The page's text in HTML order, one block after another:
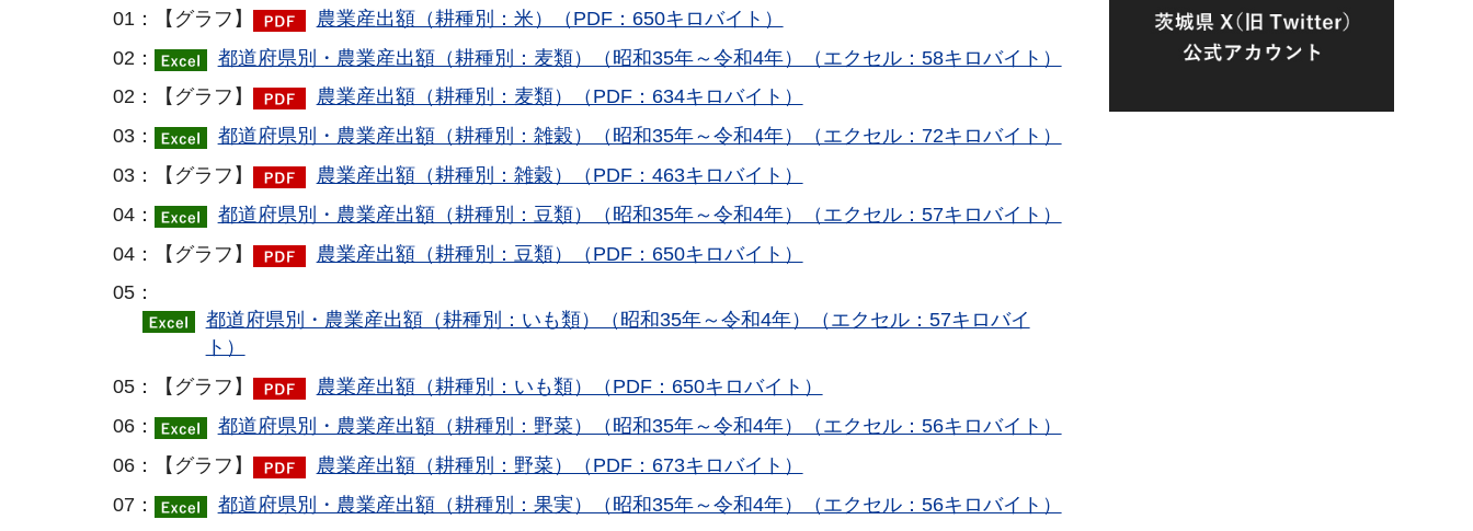
01：【グラフ】
農業産出額（耕種別：米）（PDF：650キロバイト）
02：
都道府県別・農業産出額（耕種別：麦類）（昭和35年～令和4年）（エクセル：58キロバイト）
02：【グラフ】
農業産出額（耕種別：麦類）（PDF：634キロバイト）
03：
都道府県別・農業産出額（耕種別：雑穀）（昭和35年～令和4年）（エクセル：72キロバイト）
03：【グラフ】
農業産出額（耕種別：雑穀）（PDF：463キロバイト）
04：
都道府県別・農業産出額（耕種別：豆類）（昭和35年～令和4年）（エクセル：57キロバイト）
04：【グラフ】
農業産出額（耕種別：豆類）（PDF：650キロバイト）
05：
都道府県別・農業産出額（耕種別：いも類）（昭和35年～令和4年）（エクセル：57キロバイ
ト）
05：【グラフ】
農業産出額（耕種別：いも類）（PDF：650キロバイト）
06：
都道府県別・農業産出額（耕種別：野菜）（昭和35年～令和4年）（エクセル：56キロバイト）
06：【グラフ】
農業産出額（耕種別：野菜）（PDF：673キロバイト）
07：
都道府県別・農業産出額（耕種別：果実）（昭和35年～令和4年）（エクセル：56キロバイト）